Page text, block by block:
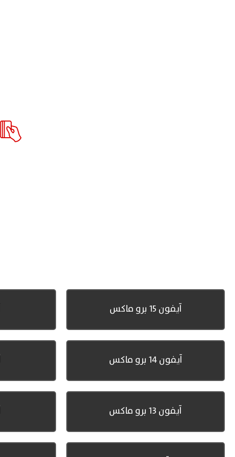
آيفون 15 برو ماكس
آيفون 14 برو ماكس
آيفون 13 برو ماكس